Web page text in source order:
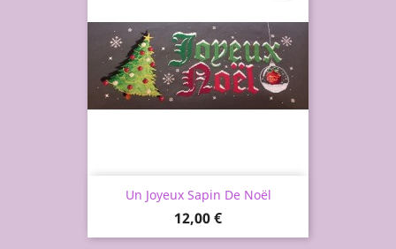
Un Joyeux Sapin De Noël
Prix
12,00 €